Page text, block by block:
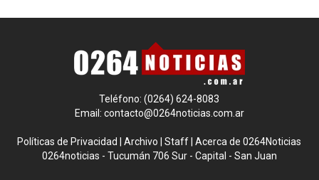
Teléfono: (0264) 624-8083
Email: contacto@0264noticias.com.ar
Políticas de Privacidad |Archivo |Staff |Acerca de 0264Noticias
0264noticias - Tucumán 706 Sur - Capital - San Juan